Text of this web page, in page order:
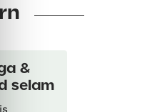
&
selam